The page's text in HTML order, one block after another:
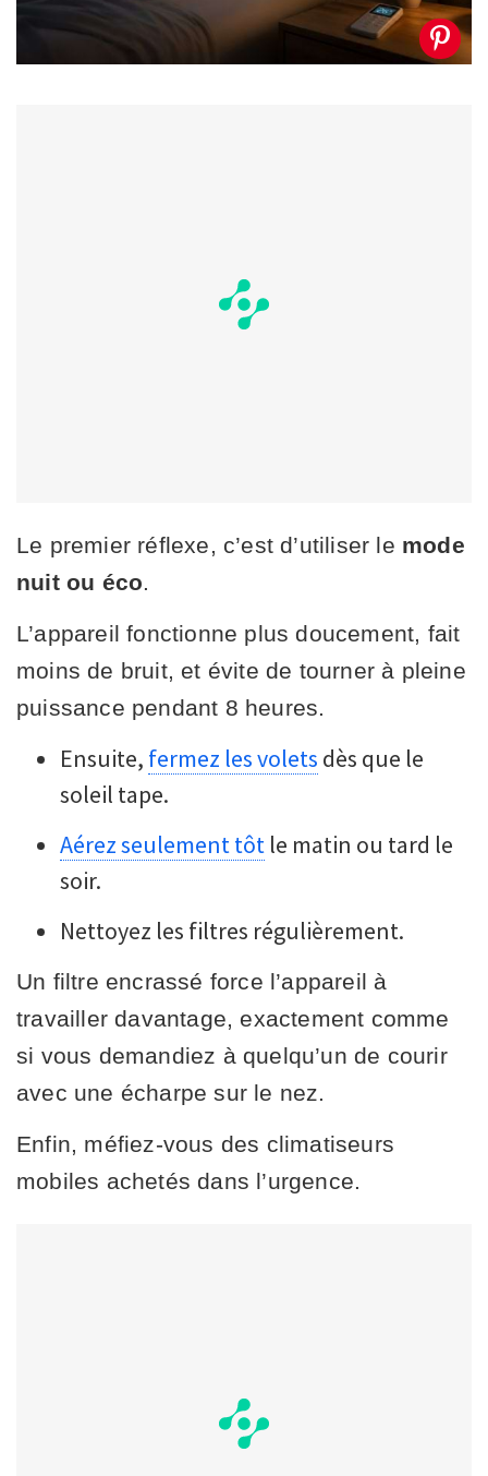
Le premier réflexe, c’est d’utiliser le mode
nuit ou éco
L’appareil fonctionne plus doucement, fait
moins de bruit, et évite de tourner à pleine
puissance pendant 8 heures.
Ensuite, fermez les volets dès que le
soleil tape.
Aérez seulement tôt le matin ou tard le
soir.
Nettoyez les filtres régulièrement.
Un filtre encrassé force l’appareil à
travailler davantage, exactement comme
si vous demandiez à quelqu’un de courir
avec une écharpe sur le nez.
Enfin, méfiez-vous des climatiseurs
mobiles achetés dans l’urgence.